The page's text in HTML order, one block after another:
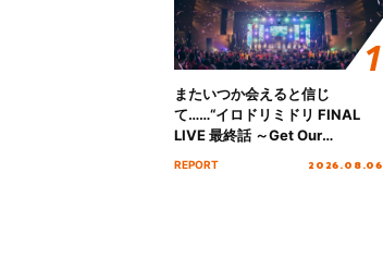
またいつか会えると信じ
て……“イロドリミドリ FINAL
LIVE 最終話 ～Get Our
REPORT 2026.08.06